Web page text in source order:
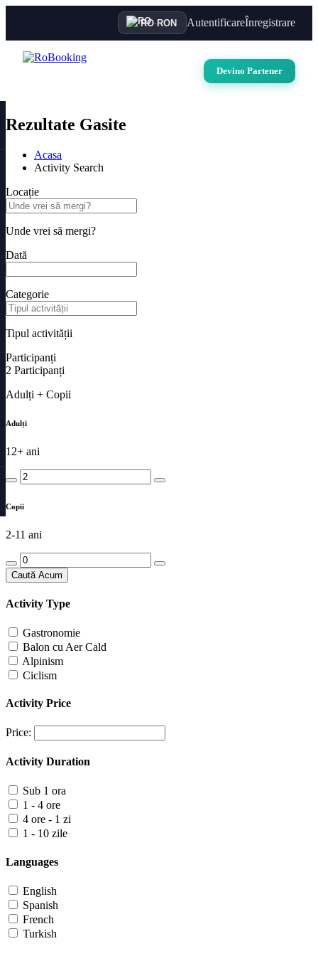
RO·RON AutentificareÎnregistrare
Devino Partener
Rezultate Gasite
Acasa
Activity Search
Locație
Unde vrei să mergi?
Dată
Categorie
Tipul activității
Participanți
2 Participanți
Adulți + Copii
Adulți
12+ ani
Copii
2-11 ani
Caută Acum
Activity Type
Gastronomie
Balon cu Aer Cald
Alpinism
Ciclism
Activity Price
Price:
Activity Duration
Sub 1 ora
1 - 4 ore
4 ore - 1 zi
1 - 10 zile
Languages
English
Spanish
French
Turkish